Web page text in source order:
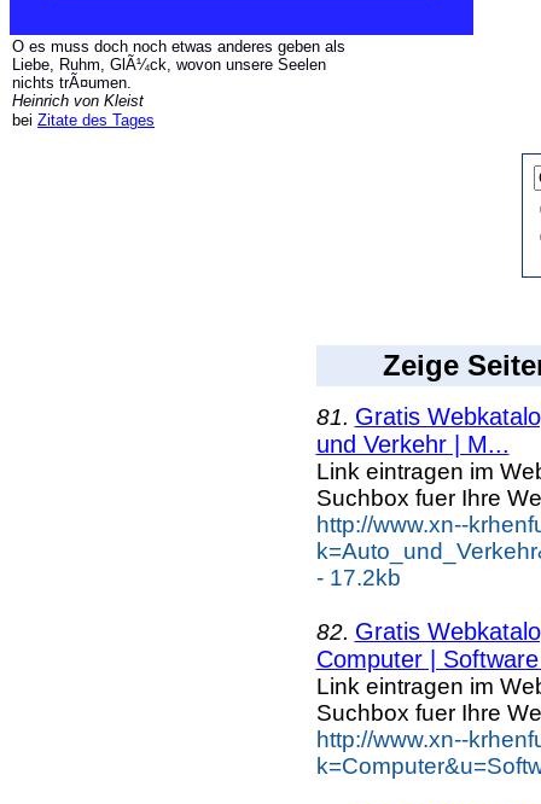
O es muss doch noch etwas anderes geben als
Liebe, Ruhm, GlÃ¼ck, wovon unsere Seelen
nichts trÃ¤umen.
Heinrich von Kleist
bei Zitate des Tages
Zeige
81. Gratis
und Verkehr | M...
Link eintragen im
Suchbox fuer Ihre
http://www.xn--
- 17.2kb
82. Gratis
Computer |
Link eintragen im
Suchbox fuer Ihre
http://www.xn--